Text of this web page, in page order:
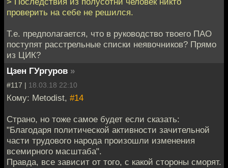
проверить на себе не решился.
Т.е. предполагается, что в руководство твоего ПАО
поступят расстрельные списки неявочников? Прямо
из ЦИК?
Цзен ГУргуров »
#117 | 18.03.18 22:10
Кому: Metodist, #14
Страно, но тоже самое будет если сказать:
"Благодаря политической активности зачительной
части трудового народа произошли изменения
всемирного масштаба".
Правда, все зависит от того, с какой стороны сморят.